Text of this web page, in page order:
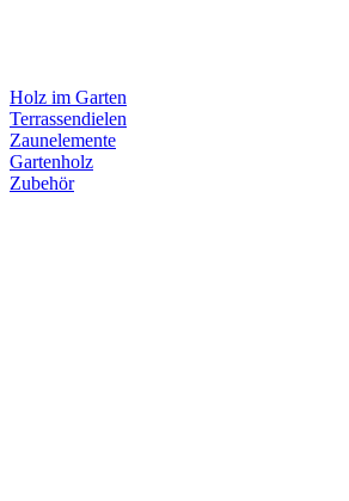
Holz im Garten
Terrassendielen
Zaunelemente
Gartenholz
Zubehör